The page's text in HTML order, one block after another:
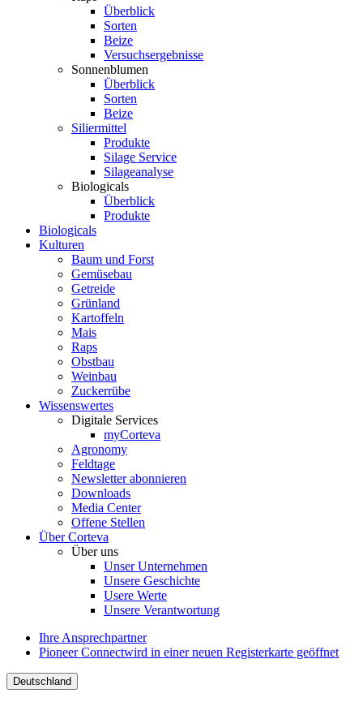
Überblick
Sorten
Beize
Versuchsergebnisse
Sonnenblumen
Überblick
Sorten
Beize
Siliermittel
Produkte
Silage Service
Silageanalyse
Biologicals
Überblick
Produkte
Biologicals
Kulturen
Baum und Forst
Gemüsebau
Getreide
Grünland
Kartoffeln
Mais
Raps
Obstbau
Weinbau
Zuckerrübe
Wissenswertes
Digitale Services
myCorteva
Agronomy
Feldtage
Newsletter abonnieren
Downloads
Media Center
Offene Stellen
Über Corteva
Über uns
Unser Unternehmen
Unsere Geschichte
Usere Werte
Unsere Verantwortung
Ihre Ansprechpartner
Pioneer Connectwird in einer neuen Registerkarte geöffnet
Deutschland